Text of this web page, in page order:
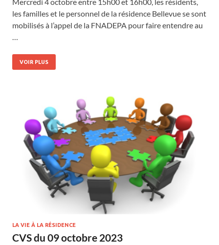
les familles et le personnel de la résidence Bellevue se sont
mobilisés à l’appel de la FNADEPA pour faire entendre au
…
VOIR PLUS
LA VIE À LA RÉSIDENCE
CVS du 09 octobre 2023